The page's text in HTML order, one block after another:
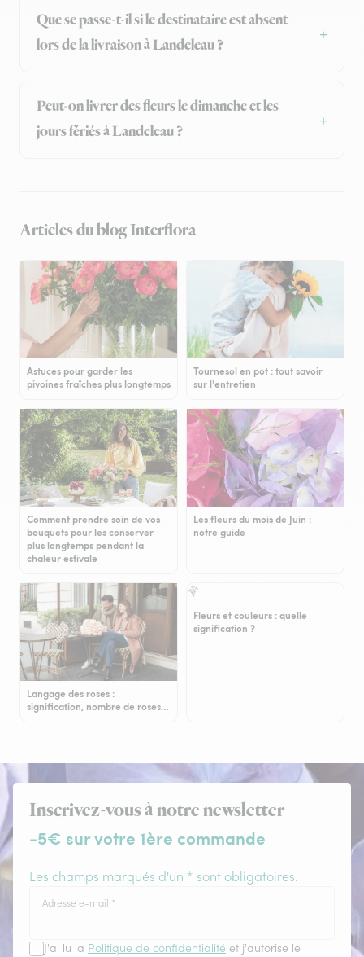
Que se passe-t-il si le destinataire est absent
lors de la livraison à Landeleau ?
Peut-on livrer des fleurs le dimanche et les
jours fériés à Landeleau ?
Articles du blog Interflora
Astuces pour garder les
pivoines fraîches plus longtemps
Tournesol en pot : tout savoir
sur l'entretien
Comment prendre soin de vos
bouquets pour les conserver
plus longtemps pendant la
chaleur estivale
Les fleurs du mois de Juin :
notre guide
Langage des roses :
signification, nombre de roses…
Fleurs et couleurs : quelle
signification ?
Inscrivez-vous à notre newsletter
-5€ sur votre 1ère commande
Les champs marqués d'un * sont obligatoires.
Adresse e-mail *
J'ai lu la Politique de confidentialité et j'autorise le